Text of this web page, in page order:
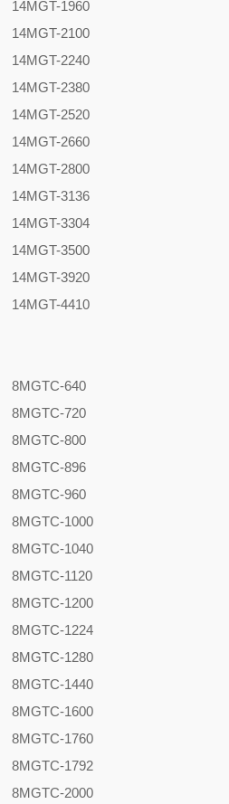
14MGT-1960
14MGT-2100
14MGT-2240
14MGT-2380
14MGT-2520
14MGT-2660
14MGT-2800
14MGT-3136
14MGT-3304
14MGT-3500
14MGT-3920
14MGT-4410
8MGTC-640
8MGTC-720
8MGTC-800
8MGTC-896
8MGTC-960
8MGTC-1000
8MGTC-1040
8MGTC-1120
8MGTC-1200
8MGTC-1224
8MGTC-1280
8MGTC-1440
8MGTC-1600
8MGTC-1760
8MGTC-1792
8MGTC-2000